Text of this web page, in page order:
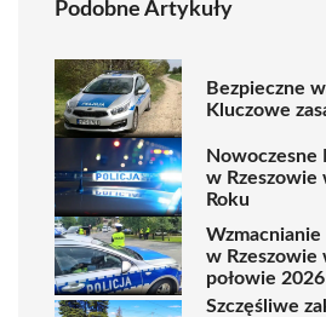
Podobne Artykuły
Bezpieczne
Kluczowe
Nowoczesne
w Rzeszowie
Roku
w Rzeszowie
połowie
Szczęśliwe